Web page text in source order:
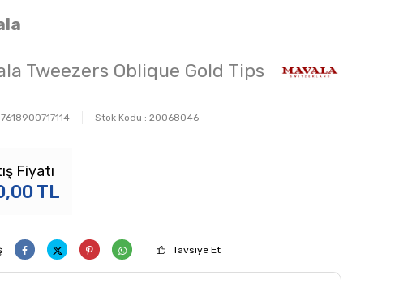
Tweezers Oblique Gold Tips
7618900717114 Stok Kodu : 20068046
Fiyatı
TL
Tavsiye Et